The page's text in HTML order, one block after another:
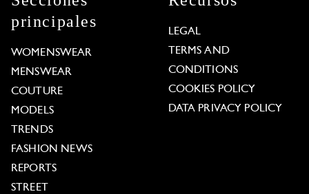
principales
WOMENSWEAR
MENSWEAR
COUTURE
MODELS
TRENDS
FASHION NEWS
REPORTS
STREET
LEGAL
TERMS AND
CONDITIONS
COOKIES POLICY
DATA PRIVACY POLICY